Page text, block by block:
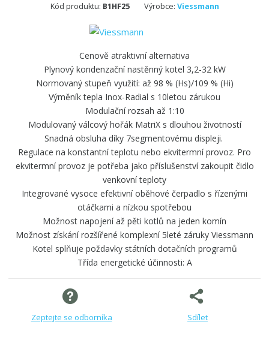
Kód produktu: B1HF25 Výrobce: Viessmann
Cenově atraktivní alternativa
Plynový kondenzační nastěnný kotel 3,2-32 kW
Normovaný stupeň využití: až 98 % (Hs)/109 % (Hi)
Výměník tepla Inox-Radial s 10letou zárukou
Modulační rozsah až 1:10
Modulovaný válcový hořák MatriX s dlouhou životností
Snadná obsluha díky 7segmentovému displeji.
Regulace na konstantní teplotu nebo ekvitermní provoz. Pro
ekvitermní provoz je potřeba jako příslušenství zakoupit čidlo
venkovní teploty
Integrované vysoce efektivní oběhové čerpadlo s řízenými
otáčkami a nízkou spotřebou
Možnost napojení až pěti kotlů na jeden komín
Možnost získání rozšířené komplexní 5leté záruky Viessmann
Kotel splňuje poždavky státních dotačních programů
Třída energetické účinnosti: A
Zeptejte se odborníka Sdílet